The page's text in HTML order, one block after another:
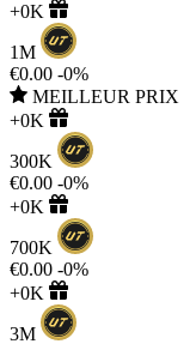
+0K
1M
€0.00 -0%
MEILLEUR PRIX
+0K
300K
€0.00 -0%
+0K
700K
€0.00 -0%
+0K
3M